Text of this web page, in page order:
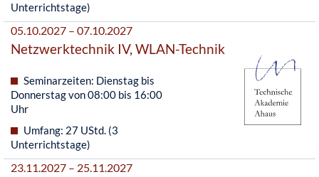
Unterrichtstage)
05.10.2027 – 07.10.2027
Netzwerktechnik IV, WLAN-Technik
Seminarzeiten: Dienstag bis
Donnerstag von 08:00 bis 16:00
Uhr
Umfang: 27 UStd. (3
Unterrichtstage)
23.11.2027 – 25.11.2027